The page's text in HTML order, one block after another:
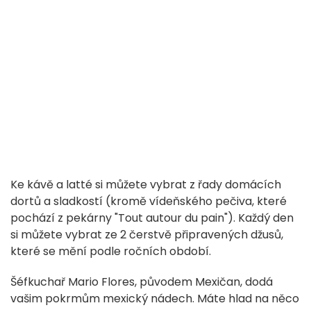
Ke kávě a latté si můžete vybrat z řady domácích
dortů a sladkostí (kromě vídeňského pečiva, které
pochází z pekárny "Tout autour du pain"). Každý den
si můžete vybrat ze 2 čerstvě připravených džusů,
které se mění podle ročních období.
Šéfkuchař Mario Flores, původem Mexičan, dodá
vašim pokrmům mexický nádech. Máte hlad na něco